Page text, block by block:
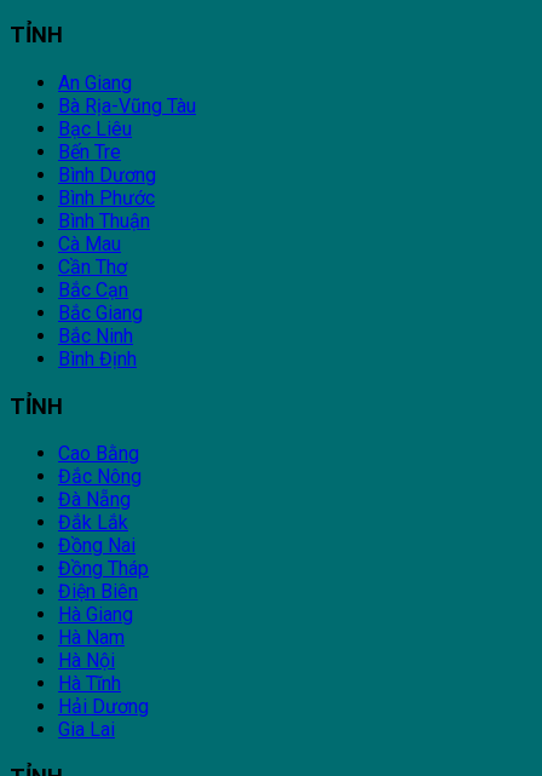
TỈNH
An Giang
Bà Rịa-Vũng Tàu
Bạc Liêu
Bến Tre
Bình Dương
Bình Phước
Bình Thuận
Cà Mau
Cần Thơ
Bắc Cạn
Bắc Giang
Bắc Ninh
Bình Định
TỈNH
Cao Bằng
Đắc Nông
Đà Nẵng
Đắk Lắk
Đồng Nai
Đồng Tháp
Điện Biên
Hà Giang
Hà Nam
Hà Nội
Hà Tĩnh
Hải Dương
Gia Lai